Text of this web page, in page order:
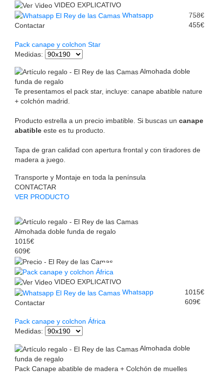
VIDEO EXPLICATIVO
Whatsapp
Contactar
758€
455€
Pack canape y colchon Star
Medidas:
Almohada doble
funda de regalo
Te presentamos el pack star, incluye: canape abatible nature
+ colchón madrid.
Producto estrella a un precio imbatible. Si buscas un canape
abatible este es tu producto.
Tapa de gran calidad con apertura frontal y con tiradores de
madera a juego.
Transporte y Montaje en toda la península
CONTACTAR
VER PRODUCTO
Almohada doble funda de regalo
1015€
609€
VIDEO EXPLICATIVO
Whatsapp
Contactar
1015€
609€
Pack canape y colchon África
Medidas:
Almohada doble
funda de regalo
Pack Canape abatible de madera + Colchón de muelles